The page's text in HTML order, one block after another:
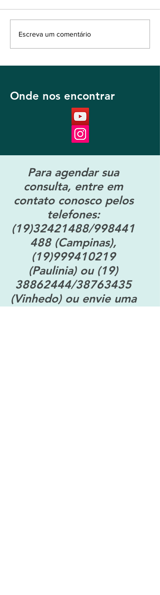
Leitura do Evangelho de
João 4:43-54
Escreva um comentário
Onde nos encontrar
Para agendar sua
consulta, entre em
contato conosco pelos
telefones:
(19)32421488/998441
488 (Campinas),
(19)999410219
(Paulinia) ou (19)
38862444/38763435
(Vinhedo) ou envie uma